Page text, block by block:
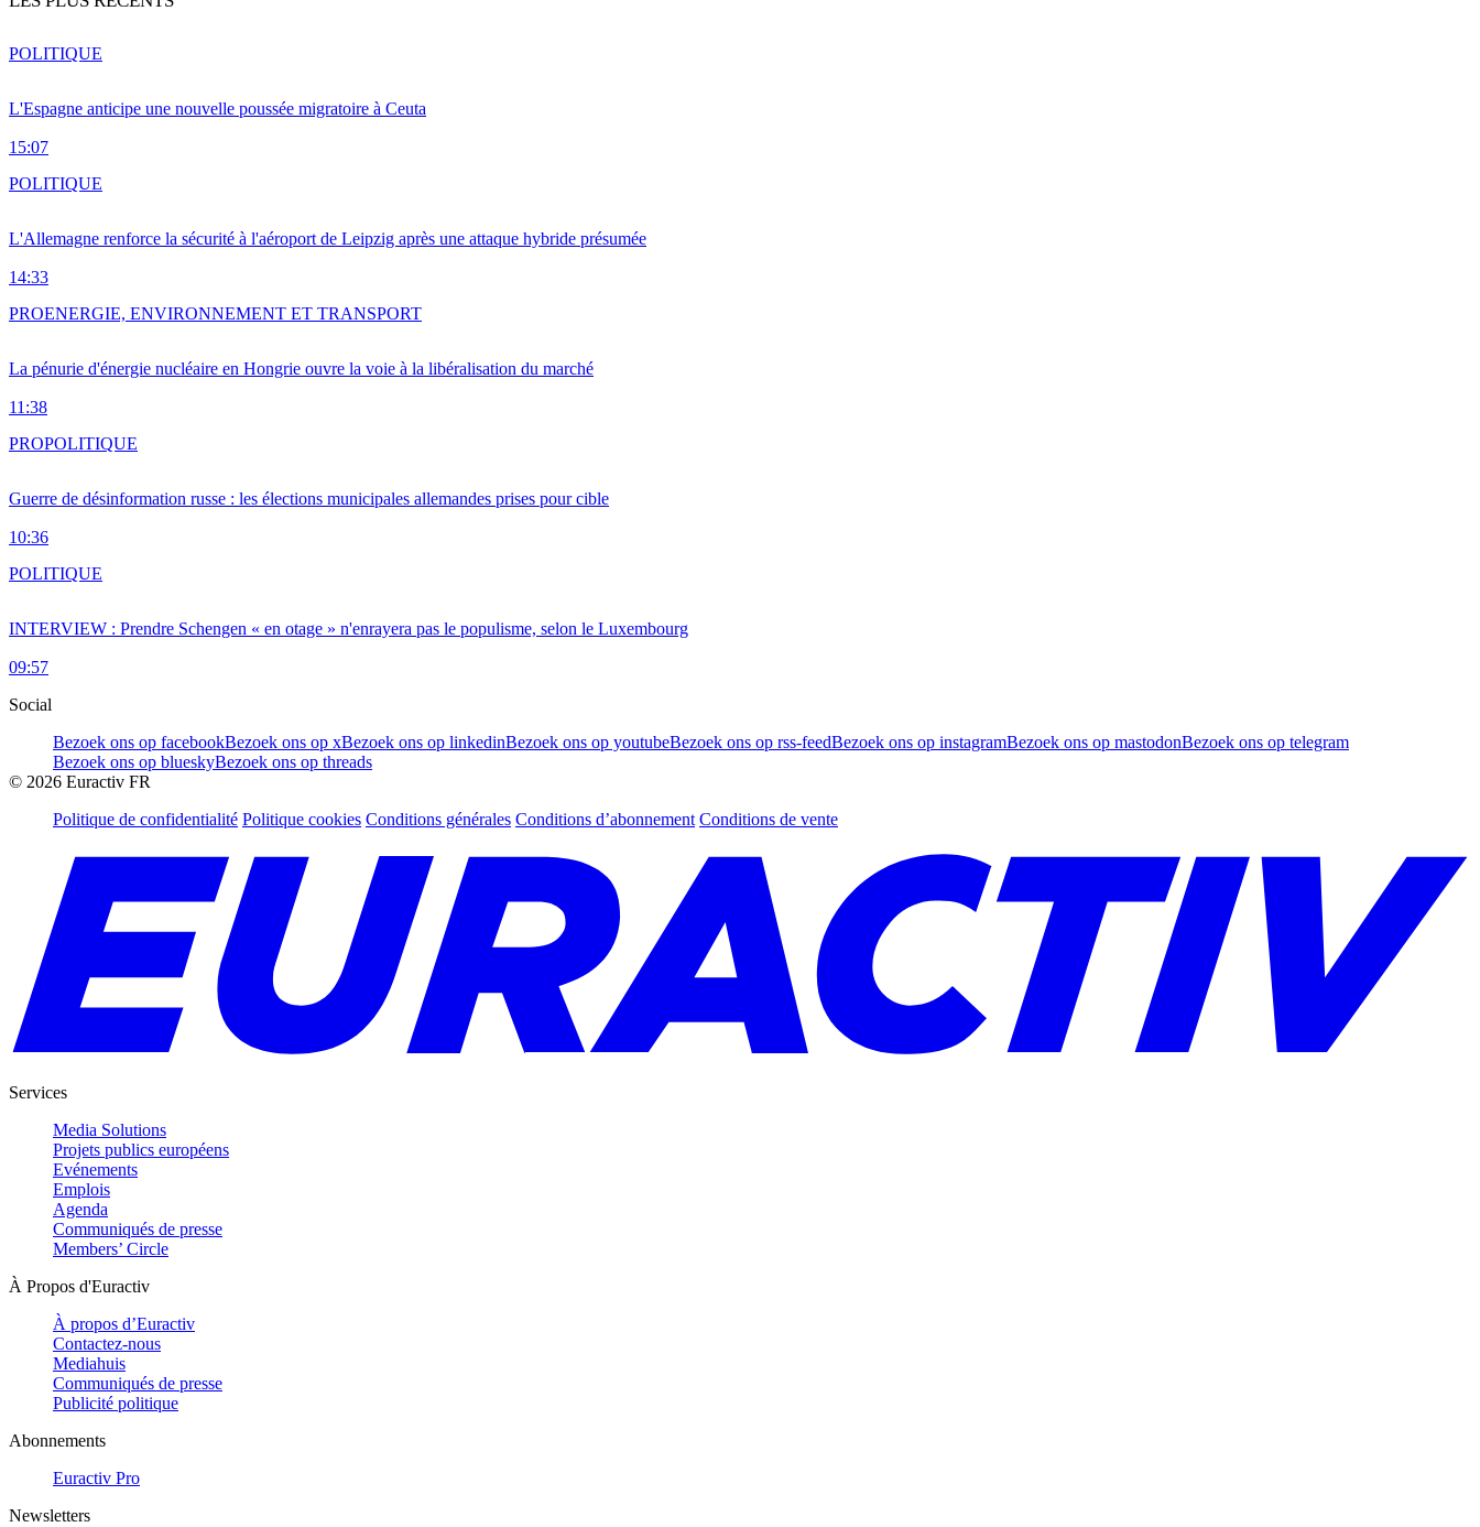
L'Espagne anticipe une nouvelle poussée migratoire à Ceuta
15:07
POLITIQUE
L'Allemagne renforce la sécurité à l'aéroport de Leipzig après une attaque hybride présumée
14:33
POLITIQUE
La pénurie d'énergie nucléaire en Hongrie ouvre la voie à la libéralisation du marché
11:38
PROENERGIE, ENVIRONNEMENT ET TRANSPORT
Guerre de désinformation russe : les élections municipales allemandes prises pour cible
10:36
PROPOLITIQUE
INTERVIEW : Prendre Schengen « en otage » n'enrayera pas le populisme, selon le Luxembourg
09:57
POLITIQUE
Social
Bezoek ons op facebookBezoek ons op xBezoek ons op linkedinBezoek ons op youtubeBezoek ons op rss-feedBezoek ons op instagramBezoek ons op mastodonBezoek ons op telegram
Bezoek ons op blueskyBezoek ons op threads
© 2026 Euractiv FR
Politique de confidentialité Politique cookies Conditions générales Conditions d’abonnement Conditions de vente
Services
Media Solutions
Projets publics européens
Evénements
Emplois
Agenda
Communiqués de presse
Members’ Circle
À Propos d'Euractiv
À propos d’Euractiv
Contactez-nous
Mediahuis
Communiqués de presse
Publicité politique
Abonnements
Euractiv Pro
Newsletters